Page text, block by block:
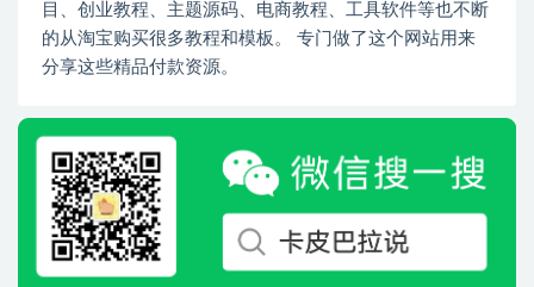
目、创业教程、主题源码、电商教程、工具软件等也不断
的从淘宝购买很多教程和模板。 专门做了这个网站用来
分享这些精品付款资源。